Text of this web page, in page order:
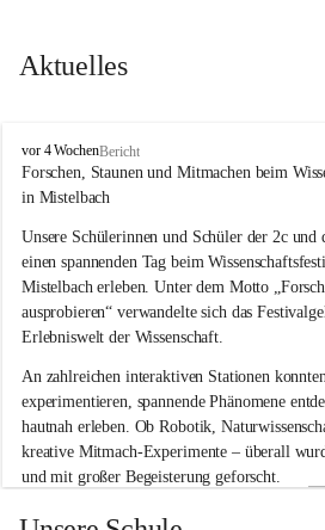
Aktuelles
V
o
l
s
s
c
u
l
e
G
l
o
g
g
n
i
vor 4 WochenBericht
Forschen, Staunen und Mitmachen beim
in Mistelbach
Unsere Schülerinnen und Schüler der 2c und
einen spannenden Tag beim
Mistelbach erleben. Unter dem Motto
ausprobieren“ verwandelte sich das
Erlebniswelt der Wissenschaft.
An zahlreichen interaktiven Stationen
experimentieren, spannende Phänomene
hautnah erleben. Ob Robotik,
kreative Mitmach-Experimente – überall
und mit großer Begeisterung geforscht.
Besonders beeindruckend war, dass